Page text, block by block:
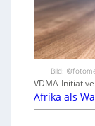
Bild:
VDMA-Initiative
Afrika als